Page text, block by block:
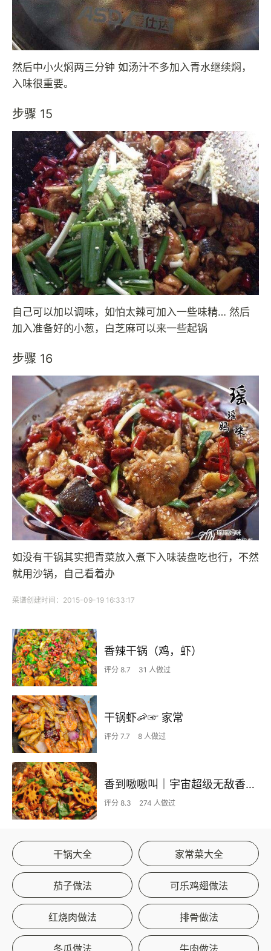
然后中小火焖两三分钟 如汤汁不多加入青水继续焖，
入味很重要。
步骤 15
自己可以加以调味，如怕太辣可加入一些味精… 然后
加入准备好的小葱，白芝麻可以来一些起锅
步骤 16
如没有干锅其实把青菜放入煮下入味装盘吃也行，不然
就用沙锅，自己看着办
菜谱创建时间：2015-09-19 16:33:17
香辣干锅（鸡，虾）
评分 8.7 31 人做过
干锅虾🦐☞ 家常
评分 7.7 8 人做过
香到嗷嗷叫｜宇宙超级无敌香锅鸡翅虾
评分 8.3 274 人做过
干锅大全 家常菜大全
茄子做法 可乐鸡翅做法
红烧肉做法 排骨做法